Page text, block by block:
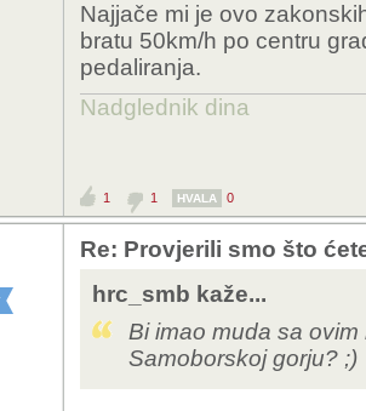
Najjače mi je ovo
bratu 50km/h po centru
pedaliranja.
Nadglednik dina
1 1 HVALA 0
Re: Provjerili smo što
hrc_smb kaže...
Bi imao muda sa
Samoborskoj gorju? ;)